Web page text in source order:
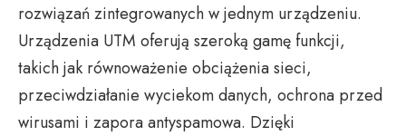
rozwiązań zintegrowanych w jednym urządzeniu.
Urządzenia UTM oferują szeroką gamę funkcji,
takich jak równoważenie obciążenia sieci,
przeciwdziałanie wyciekom danych, ochrona przed
wirusami i zapora antyspamowa. Dzięki